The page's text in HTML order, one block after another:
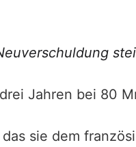
Jahren bei 80
sie dem